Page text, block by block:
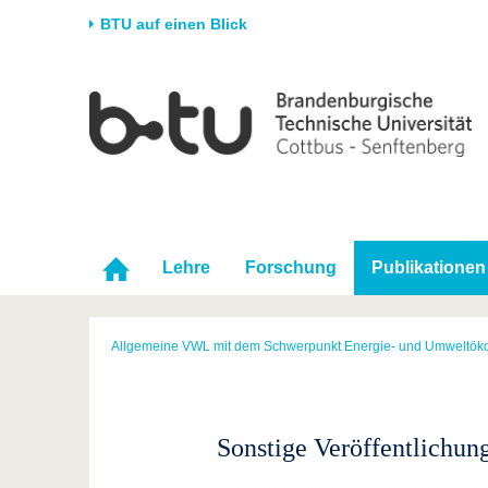
BTU auf einen Blick
Universität
Partnerschaften &
Strukturwandel
Forschung
Wissenschaftlicher
Vor
Lehre Forschung Publikationen
Allgemeine VWL mit dem Schwerpunkt Energie- und
Sonstige